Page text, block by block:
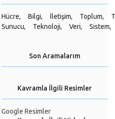
Hücre, Bilgi, İletişim, Toplum,
Sunucu,
Teknoloji, Veri, Sistem,
Son Aramalarım
Kavramla İlgili Resimler
Google Resimler